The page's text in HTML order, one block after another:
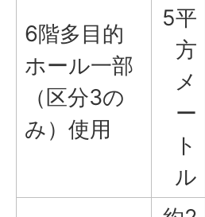
6階多目的
ホール一部
（区分3の
み）使用
5平
方
メ
ー
ト
ル